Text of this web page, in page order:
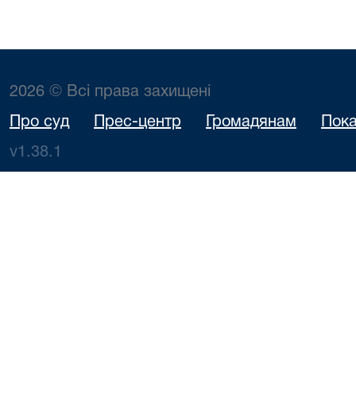
2026 © Всі права захищені
Про суд Прес-центр Громадянам
v1.38.1